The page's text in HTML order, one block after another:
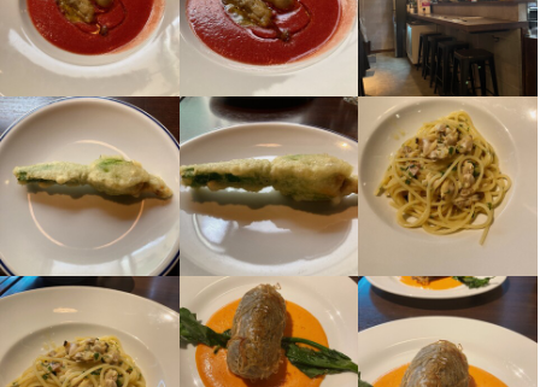
身に付くスキル
ワインの知識 肉の知識 野菜の知識 チーズの知識 店舗運営
応募資格
歓迎スキル・経験
コミュニケーション能力 飲食店での接客経験
求める人物像